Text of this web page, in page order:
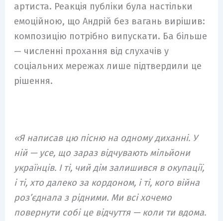
артиста. Реакція публіки була настільки
емоційною, що Андрій без вагань вирішив:
композицію потрібно випускати. Ба більше
— численні прохання від слухачів у
соціальних мережах лише підтвердили це
рішення.
«Я написав цю пісню на одному диханні. У
ній — усе, що зараз відчувають мільйони
українців. І ті, чий дім залишився в окупації,
і ті, хто далеко за кордоном, і ті, кого війна
роз’єднала з рідними. Ми всі хочемо
повернути собі це відчуття — коли ти вдома.